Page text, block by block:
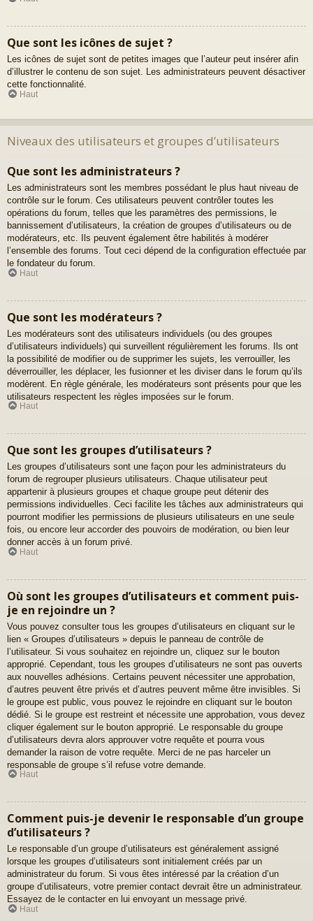
Que sont les icônes de sujet ?
Les icônes de sujet sont de petites images que l’auteur peut insérer afin
d’illustrer le contenu de son sujet. Les administrateurs peuvent désactiver
cette fonctionnalité.
Haut
Niveaux des utilisateurs et groupes d’utilisateurs
Que sont les administrateurs ?
Les administrateurs sont les membres possédant le plus haut niveau de
contrôle sur le forum. Ces utilisateurs peuvent contrôler toutes les
opérations du forum, telles que les paramètres des permissions, le
bannissement d’utilisateurs, la création de groupes d’utilisateurs ou de
modérateurs, etc. Ils peuvent également être habilités à modérer
l’ensemble des forums. Tout ceci dépend de la configuration effectuée par
le fondateur du forum.
Haut
Que sont les modérateurs ?
Les modérateurs sont des utilisateurs individuels (ou des groupes
d’utilisateurs individuels) qui surveillent régulièrement les forums. Ils ont
la possibilité de modifier ou de supprimer les sujets, les verrouiller, les
déverrouiller, les déplacer, les fusionner et les diviser dans le forum qu’ils
modèrent. En règle générale, les modérateurs sont présents pour que les
utilisateurs respectent les règles imposées sur le forum.
Haut
Que sont les groupes d’utilisateurs ?
Les groupes d’utilisateurs sont une façon pour les administrateurs du
forum de regrouper plusieurs utilisateurs. Chaque utilisateur peut
appartenir à plusieurs groupes et chaque groupe peut détenir des
permissions individuelles. Ceci facilite les tâches aux administrateurs qui
pourront modifier les permissions de plusieurs utilisateurs en une seule
fois, ou encore leur accorder des pouvoirs de modération, ou bien leur
donner accès à un forum privé.
Haut
Où sont les groupes d’utilisateurs et comment puis-
je en rejoindre un ?
Vous pouvez consulter tous les groupes d’utilisateurs en cliquant sur le
lien « Groupes d’utilisateurs » depuis le panneau de contrôle de
l’utilisateur. Si vous souhaitez en rejoindre un, cliquez sur le bouton
approprié. Cependant, tous les groupes d’utilisateurs ne sont pas ouverts
aux nouvelles adhésions. Certains peuvent nécessiter une approbation,
d’autres peuvent être privés et d’autres peuvent même être invisibles. Si
le groupe est public, vous pouvez le rejoindre en cliquant sur le bouton
dédié. Si le groupe est restreint et nécessite une approbation, vous devez
cliquer également sur le bouton approprié. Le responsable du groupe
d’utilisateurs devra alors approuver votre requête et pourra vous
demander la raison de votre requête. Merci de ne pas harceler un
responsable de groupe s’il refuse votre demande.
Haut
Comment puis-je devenir le responsable d’un groupe
d’utilisateurs ?
Le responsable d’un groupe d’utilisateurs est généralement assigné
lorsque les groupes d’utilisateurs sont initialement créés par un
administrateur du forum. Si vous êtes intéressé par la création d’un
groupe d’utilisateurs, votre premier contact devrait être un administrateur.
Essayez de le contacter en lui envoyant un message privé.
Haut